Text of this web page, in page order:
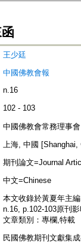
王少廷
中國佛教會報
n.16
102 - 103
中國佛教會常務理事會
上海, 中國 [Shanghai,
期刊論文=Journal
中文=Chinese
本文收錄於黃夏年主
n.16, p.102-103原刊
文章類別：專欄,特載
民國佛教期刊文獻集